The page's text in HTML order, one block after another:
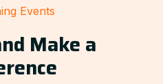
Events
Make a